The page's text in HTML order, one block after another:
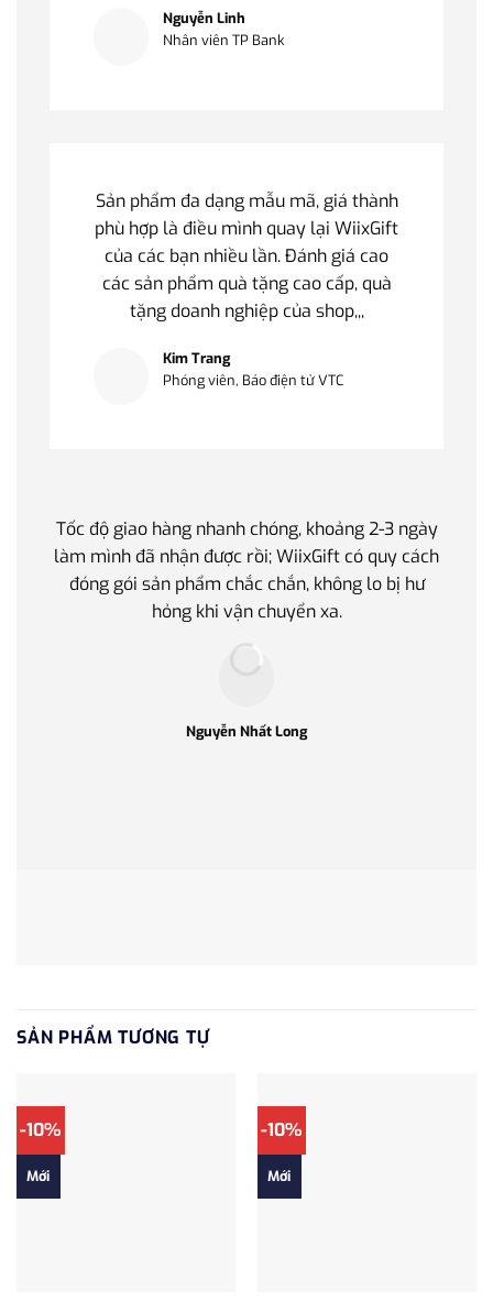
Nguyễn Linh
Nhân viên TP Bank
Sản phẩm đa dạng mẫu mã, giá thành
phù hợp là điều mình quay lại WiixGift
của các bạn nhiều lần. Đánh giá cao
các sản phẩm quà tặng cao cấp, quà
tặng doanh nghiệp của shop,,,
Kim Trang
Phóng viên, Báo điện tử VTC
Tốc độ giao hàng nhanh chóng, khoảng 2-3 ngày
làm mình đã nhận được rồi; WiixGift có quy cách
đóng gói sản phẩm chắc chắn, không lo bị hư
hỏng khi vận chuyển xa.
Nguyễn Nhất Long
SẢN PHẨM TƯƠNG TỰ
-10%
Mới
-10%
Mới